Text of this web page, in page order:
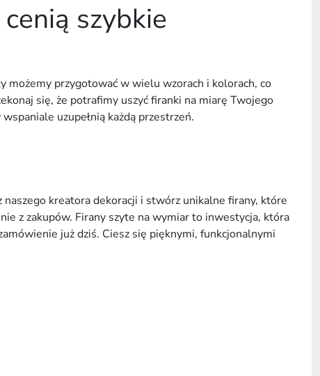
szybkie
możemy przygotować w wielu wzorach i kolorach, co
się, że potrafimy uszyć firanki na miarę Twojego
uzupełnią każdą przestrzeń.
kreatora dekoracji i stwórz unikalne firany, które
z zakupów. Firany szyte na wymiar to inwestycja, która
już dziś. Ciesz się pięknymi, funkcjonalnymi